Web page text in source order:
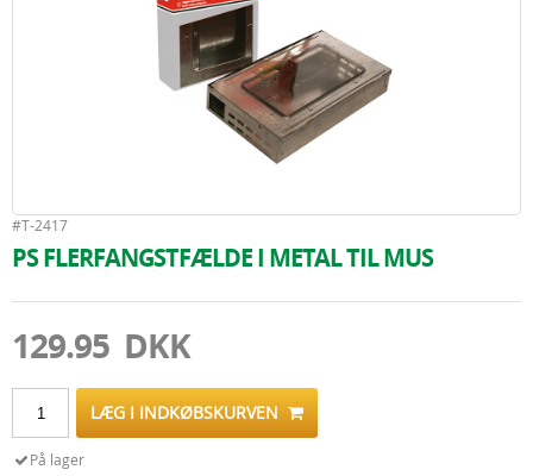
#T-2417
PS FLERFANGSTFÆLDE I METAL TIL MUS
129.95 DKK
LÆG I INDKØBSKURVEN
På lager